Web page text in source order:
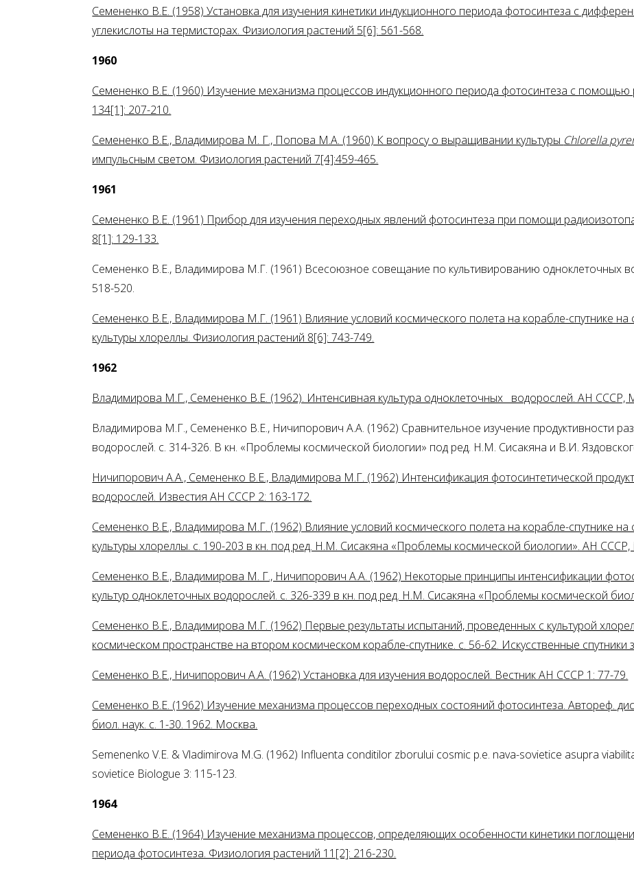
Семененко В.Е. (1958) Установка для изучения кинетики индукционного периода фотосинтеза с
углекислоты на термисторах. Физиология растений 5[6]: 561-568.
1960
Семененко В.Е. (1960) Изучение механизма процессов индукционного периода фотосинтеза с
134[1]: 207-210.
Семененко В.Е., Владимирова М. Г., Попова М.А. (1960) К вопросу о выращивании культуры Chlorella
импульсным светом. Физиология растений 7[4]:459-465.
1961
Семененко В.Е. (1961) Прибор для изучения переходных явлений фотосинтеза при помощи
8[1]: 129-133.
Семененко В.Е., Владимирова М.Г. (1961) Всесоюзное совещание по культивированию одноклеточных
518-520.
Семененко В.Е., Владимирова М.Г. (1961) Влияние условий космического полета на корабле-спутнике
культуры хлореллы. Физиология растений 8[6]: 743-749.
1962
Владимирова М.Г., Семененко В.Е. (1962). Интенсивная культура одноклеточных водорослей. АН СССР,
Владимирова М.Г., Семененко В.Е., Ничипорович А.А. (1962) Сравнительное изучение продуктивности
водорослей. с. 314-326. В кн. «Проблемы космической биологии» под ред. Н.М. Сисакяна и В.И.
Ничипорович А.А., Семененко В.Е., Владимирова М.Г. (1962) Интенсификация фотосинтетической
водорослей. Известия АН СССР 2: 163-172.
Семененко В.Е., Владимирова М.Г. (1962) Влияние условий космического полета на корабле-спутнике
культуры хлореллы. с. 190-203 в кн. под ред. Н.М. Сисакяна «Проблемы космической биологии». АН
Семененко В.Е., Владимирова М. Г., Ничипорович А.А. (1962) Некоторые принципы интенсификации
культур одноклеточных водорослей. с. 326-339 в кн. под ред. Н.М. Сисакяна «Проблемы космической
Семененко В.Е., Владимирова М.Г. (1962) Первые результаты испытаний, проведенных с культурой
космическом пространстве на втором космическом корабле-спутнике. с. 56-62. Искусственные
Семененко В.Е., Ничипорович А.А. (1962) Установка для изучения водорослей. Вестник АН СССР 1: 77-79.
Семененко В.Е. (1962) Изучение механизма процессов переходных состояний фотосинтеза. Автореф.
биол. наук. с. 1-30. 1962. Москва.
Semenenko V.E. & Vladimirova M.G. (1962) Influenta conditilor zborului cosmic p.e. nava-sovietice asupra
sovietice Biologue 3: 115-123.
1964
Семененко В.Е. (1964) Изучение механизма процессов, определяющих особенности кинетики
периода фотосинтеза. Физиология растений 11[2]: 216-230.